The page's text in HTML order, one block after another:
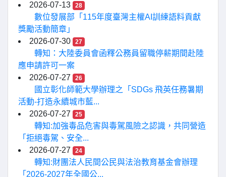
2026-07-13
28
數位發展部「115年度臺灣主權AI訓練語料貢獻
獎勵活動簡章」
2026-07-30
27
轉知：大陸委員會函釋公務員留職停薪期間赴陸
應申請許可一案
2026-07-27
26
國立彰化師範大學辦理之「SDGs 飛英任務暑期
活動-打造永續城市藍...
2026-07-27
25
轉知:加強毒品危害與毒駕風險之認識，共同營造
「拒絕毒駕、安全...
2026-07-27
24
轉知:財團法人民間公民與法治教育基金會辦理
「2026-2027年全國公...